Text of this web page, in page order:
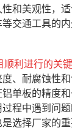
和美观性，适
交通工具的内
利进行的关
、耐腐蚀性和
单板的精度和
程中遇到问题
选择厂家的重